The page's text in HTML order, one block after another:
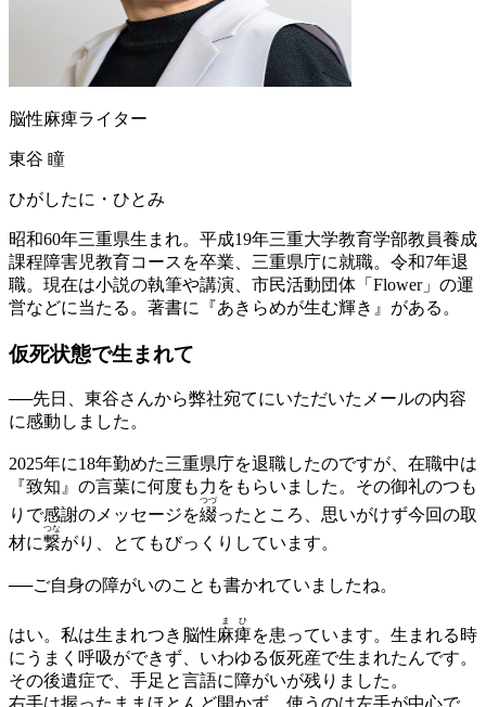
脳性麻痺ライター
東谷 瞳
ひがしたに・ひとみ
昭和60年三重県生まれ。平成19年三重大学教育学部教員養成
課程障害児教育コースを卒業、三重県庁に就職。令和7年退
職。現在は小説の執筆や講演、市民活動団体「Flower」の運
営などに当たる。著書に『あきらめが生む輝き』がある。
仮死状態で生まれて
──先日、東谷さんから弊社宛てにいただいたメールの内容
に感動しました。
2025年に18年勤めた三重県庁を退職したのですが、在職中は
『致知』の言葉に何度も力をもらいました。その御礼のつも
りで感謝のメッセージを綴
つづ
ったところ、思いがけず今回の取
材に繋
つな
がり、とてもびっくりしています。
──ご自身の障がいのことも書かれていましたね。
はい。私は生まれつき脳性麻
ま
痺
ひ
を患っています。生まれる時
にうまく呼吸ができず、いわゆる仮死産で生まれたんです。
その後遺症で、手足と言語に障がいが残りました。